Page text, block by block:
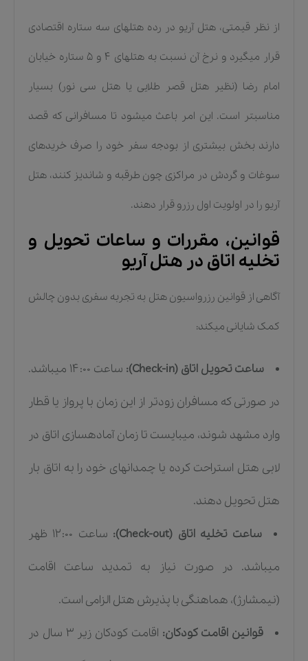
از نظر قیمتی، هتل آریو در رده هتلهای سه ستاره اقتصادی
قرار میگیرد و نرخ آن نسبت به هتلهای ۴ و ۵ ستاره خیابان
امام رضا (نظیر هتل قصر طلایی یا هتل سی نور) بسیار
مناسبتر است. این امر باعث میشود تا مسافرانی که قصد
دارند بخش بیشتری از بودجه سفر خود را صرف خریدهای
سوغات و گردش در مراکزی چون طرقبه و شاندیز کنند، هتل
آریو را در اولویت اول رزرو قرار دهند.
قوانین، مقررات و ساعات تحویل و
تخلیه اتاق در هتل آریو
آگاهی از قوانین رزرواسیون هتل به تجربه سفری بدون چالش
کمک شایانی میکند:
ساعت تحویل اتاق (Check-in): ساعت ۱۴:۰۰ میباشد.
در صورتی که مسافران زودتر از این زمان با پرواز یا قطار
وارد مشهد شوند، میبایست تا زمان آمادهسازی اتاق در
لابی هتل استراحت کرده یا چمدانهای خود را به اتاق بار
هتل تحویل دهند.
ساعت تخلیه اتاق (Check-out): ساعت ۱۲:۰۰ ظهر
میباشد. در صورت نیاز به تمدید ساعت اقامت
(نیمشارژ)، هماهنگی با پذیرش هتل الزامی است.
قوانین اقامت کودکان: اقامت کودکان زیر ۳ سال در